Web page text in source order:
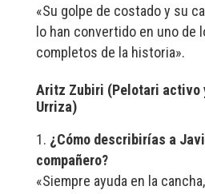
«Su golpe de costado y su
lo han convertido en uno de
completos de la historia».
Aritz Zubiri (Pelotari activo
Urriza)
¿Cómo describirías a
compañero?
«Siempre ayuda en la